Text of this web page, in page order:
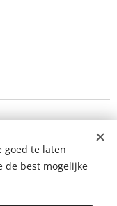
goed te laten
de best mogelijke